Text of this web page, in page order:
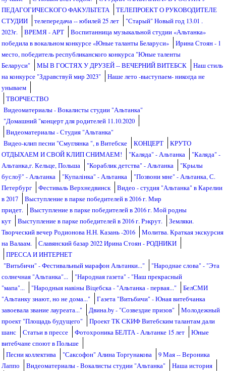
ПЕДАГОГИЧЕСКОГО ФАКУЛЬТЕТА
ТЕЛЕПРОЕКТ О РУКОВОДИТЕЛЕ
СТУДИИ
телепередача -- юбилей 25 лет
"Старый" Новый год 13.01 .
2023г.
ВРЕМЯ - АРТ
Воспитанница музыкальной студии «Альтанка»
победила в вокальном конкурсе «Юные таланты Беларуси»
Ирина Стоян - 1
место, победитель республиканского конкурса "Юные таленты
Беларуси"
МЫ В ГОСТЯХ У ДРУЗЕЙ -- ВЕЧЕРНИЙ ВИТЕБСК
Наш стиль
на конкурсе "Здравствуй мир 2023"
Наше лето -выступаем- никогда не
унываем
ТВОРЧЕСТВО
Видеоматериалы - Вокалисты студии "Альтанка"
"Домашний "концерт для родителей 11.10.2020
Видеоматериалы - Студия "Альтанка"
Видео-клип песни "Смуглянка ", в Витебске
КОНЦЕРТ
КРУТО
ОТДЫХАЕМ И СВОЙ КЛИП СНИМАЕМ!
"Каляда" - Альтанка
"Каляда" -
Альтанка,г. Кельце, Польша
"Кораблик детства" - Альтанка
"Крылы
буслоў" - Альтанка
"Купалiнка" - Альтанка
"Позвони мне" - Альтанка, С.
Петербург
Фестиваль Верхнедвинск
Видео - студия "Альтанка" в Карелии
в 2017
Выступление в парке победителей в 2016 г. Мир
придет.
Выступление в парке победителей в 2016 г. Мой родны
кут
Выступление в парке победителей в 2016 г. Рэкрут.
Земляки.
Творческий вечер Родионова Н.Н. Казань -2016
Молитва. Краткая экскурсия
на Валаам.
Славянский базар 2022 Ирина Стоян - РОДНИКИ
ПРЕССА И ИНТЕРНЕТ
"Витьбичи" - Фестивальный марафон Альтанки..."
"Народнае слова" - "Эта
солнечная "Альтанка"...
"Народная газета" - "Наш прекрасный
"мапа"...
"Народныя навiны Вiцебска - "Альтанка - первая..."
БелСМИ
"Альтанку знают, но не дома..."
Газета "Витьбичи" - Юная витебчанка
завоевала звание лауреата..."
Двина.by - "Созвездие призов"
Молодежный
проект "Площадь будущего"
Проект ТК СКИФ Витебским талантам дали
шанс
Статьи в прессе Фотохроника БЕЛТА - Альтанке 15 лет
Юные
витебчане споют в Польше
Песни коллектива
"Саксофон" Алина Торгунакова
9 Мая -- Вероника
Лаппо
Видеоматериалы - Вокалисты студии "Альтанка"
Наша история